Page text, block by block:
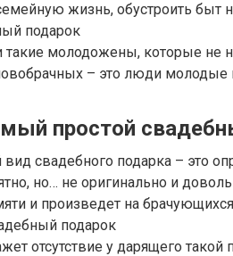
жизнь, обустроить быт
такие молодожены, которые не
– это люди
простой
свадебного подарка – это
но… не оригинально и
и произведет на
отсутствие у дарящего